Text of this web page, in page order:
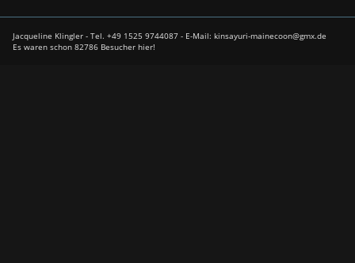
Jacqueline Klingler - Tel. +49 1525 9744087 - E-Mail: kinsayuri-mainecoon@gmx.de
Es waren schon 82786 Besucher hier!